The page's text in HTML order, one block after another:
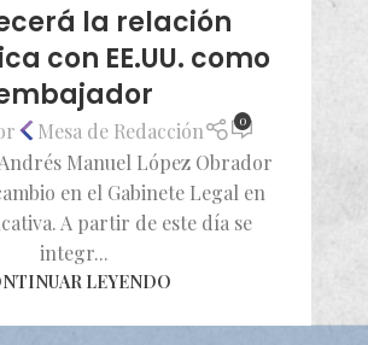
la relación
con EE.UU. como
Mesa de Redacción 0
Manuel López Obrador
en el Gabinete Legal en
A partir de este día se
integr...
LEYENDO